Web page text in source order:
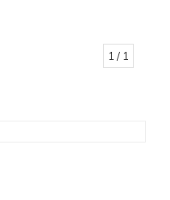
1 / 1